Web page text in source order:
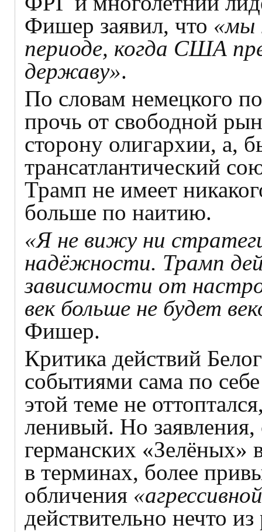
Фишер заявил, что «мы
периоде, когда США
державу».
По словам немецкого
прочь от свободной
сторону олигархии, а,
трансатлантический
Трамп не имеет
больше по наитию.
«Я не вижу ни
надёжности. Трамп
зависимости от
век больше не будет
Фишер.
Критика действий
событиями сама по
этой теме не
ленивый. Но
германских
в терминах, более
обличения
действительно нечто